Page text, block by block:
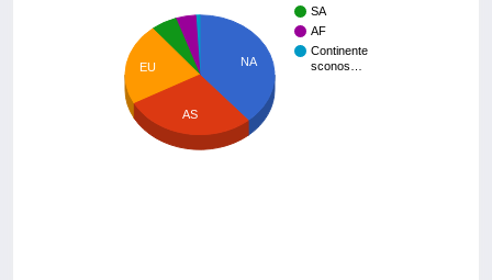
SA
AF
Continente
sconos…
NA
EU
AS